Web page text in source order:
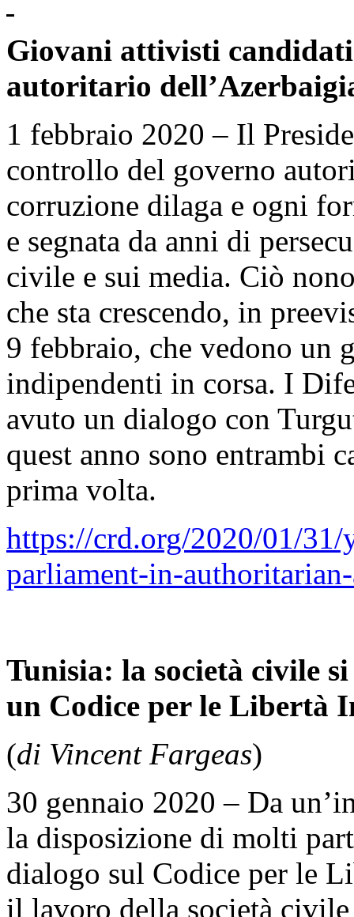
Giovani attivisti
autoritario
1 febbraio 2020 – Il
controllo del governo
corruzione dilaga e ogni
e segnata da anni di
civile e sui media. Ciò
che sta crescendo, in
9 febbraio, che vedono un
indipendenti in corsa. I
avuto un dialogo con
quest anno sono entrambi
prima volta.
https://crd.org/2020/01/
parliament-in-
Tunisia: la società civile
un Codice per le Libertà
(di Vincent Fargeas)
30 gennaio 2020 – Da
la disposizione di molti
dialogo sul Codice per le
il lavoro della società